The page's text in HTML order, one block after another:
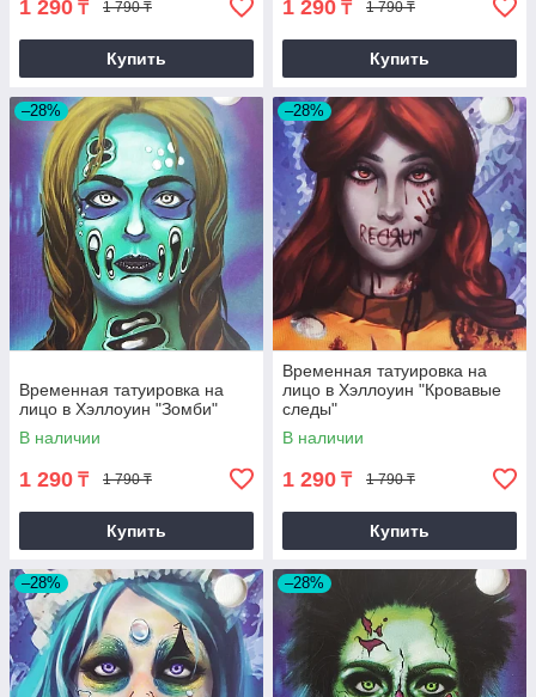
1 290 ₸ 1 790 ₸
Купить
1 290 ₸ 1 790 ₸
Купить
–28%
Временная татуировка на
лицо в Хэллоуин "Зомби"
В наличии
1 290 ₸ 1 790 ₸
Купить
–28%
Временная татуировка на
лицо в Хэллоуин "Кровавые
следы"
В наличии
1 290 ₸ 1 790 ₸
Купить
–28% –28%